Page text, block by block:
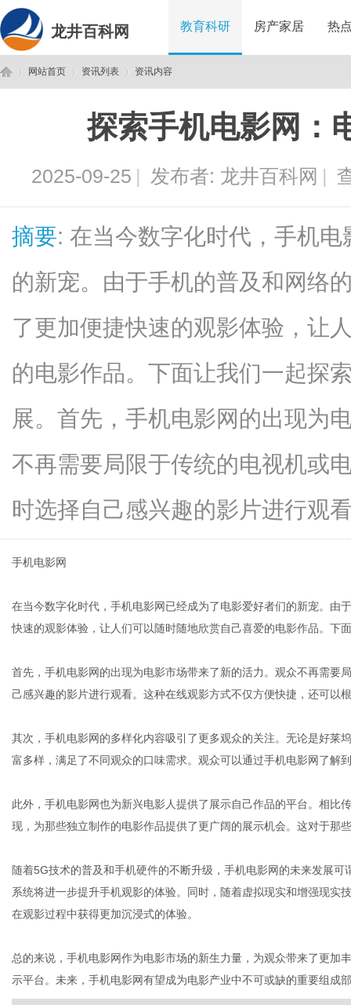
龙井百科网 教育科研 房产家居 热
网站首页 资讯列表
›
资讯内容
探索手机电影网：
2025-09-25 | 发布者: 龙井百科网 |
摘要: 在当今数字化时代，手机
的新宠。由于手机的普及和网络
了更加便捷快速的观影体验，让
的电影作品。下面让我们一起探
展。首先，手机电影网的出现为
不再需要局限于传统的电视机或
时选择自己感兴趣的影片进行观
手机电影网
在当今数字化时代，手机电影网已经成为了电影爱好者们的新宠。由
快速的观影体验，让人们可以随时随地欣赏自己喜爱的电影作品。下
首先，手机电影网的出现为电影市场带来了新的活力。观众不再需要
己感兴趣的影片进行观看。这种在线观影方式不仅方便快捷，还可以
其次，手机电影网的多样化内容吸引了更多观众的关注。无论是好莱
富多样，满足了不同观众的口味需求。观众可以通过手机电影网了解
此外，手机电影网也为新兴电影人提供了展示自己作品的平台。相比
现，为那些独立制作的电影作品提供了更广阔的展示机会。这对于那
随着5G技术的普及和手机硬件的不断升级，手机电影网的未来发展
系统将进一步提升手机观影的体验。同时，随着虚拟现实和增强现实
在观影过程中获得更加沉浸式的体验。
总的来说，手机电影网作为电影市场的新生力量，为观众带来了更加
示平台。未来，手机电影网有望成为电影产业中不可或缺的重要组成